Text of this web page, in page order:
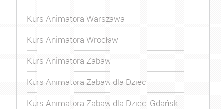
Kurs Animatora Warszawa
Kurs Animatora Wrocław
Kurs Animatora Zabaw
Kurs Animatora Zabaw dla Dzieci
Kurs Animatora Zabaw dla Dzieci Gdańsk